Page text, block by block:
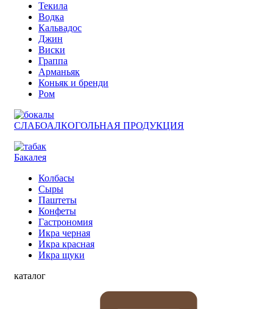
Текила
Водка
Кальвадос
Джин
Виски
Граппа
Арманьяк
Коньяк и бренди
Ром
СЛАБОАЛКОГОЛЬНАЯ ПРОДУКЦИЯ
Бакалея
Колбасы
Сыры
Паштеты
Конфеты
Гастрономия
Икра черная
Икра красная
Икра щуки
каталог